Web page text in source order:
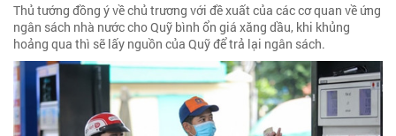
Thủ tướng đồng ý về chủ trương với đề xuất của các cơ quan về ứng
ngân sách nhà nước cho Quỹ bình ổn giá xăng dầu, khi khủng
hoảng qua thì sẽ lấy nguồn của Quỹ để trả lại ngân sách.